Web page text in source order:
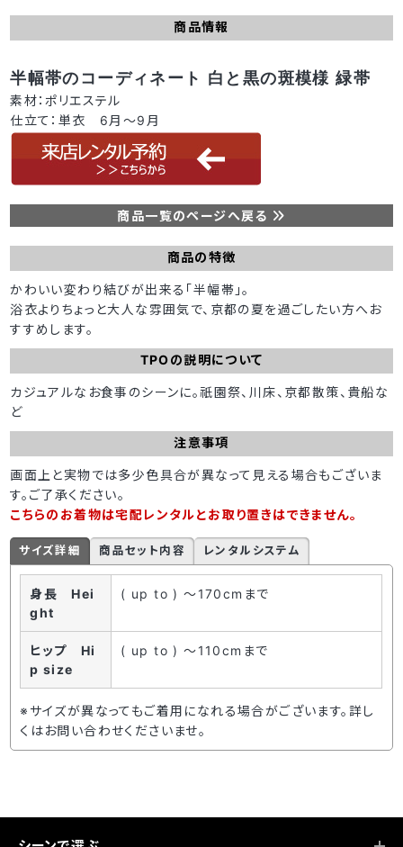
商品情報
半幅帯のコーディネート 白と黒の斑模様 緑帯
素材：ポリエステル
仕立て：単衣 6月～9月
商品一覧のページへ戻る
商品の特徴
かわいい変わり結びが出来る「半幅帯」。
浴衣よりちょっと大人な雰囲気で、京都の夏を過ごしたい方へお
すすめします。
TPOの説明について
カジュアルなお食事のシーンに。祇園祭、川床、京都散策、貴船な
ど
注意事項
画面上と実物では多少色具合が異なって見える場合もございま
す。ご了承ください。
こちらのお着物は宅配レンタルとお取り置きはできません。
サイズ詳細 商品セット内容 レンタルシステム
身長 Hei
ght
( up to ) ～170cmまで
ヒップ Hi
p size
( up to ) ～110cmまで
※サイズが異なってもご着用になれる場合がございます。詳し
くはお問い合わせくださいませ。